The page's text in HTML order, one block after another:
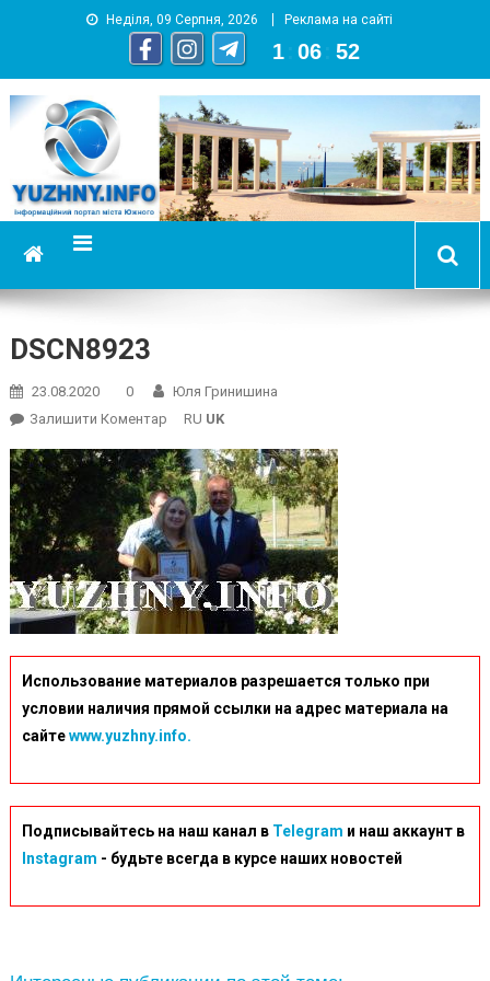
Неділя, 09 Серпня, 2026 Реклама на сайті
1 06 53
YUZHNY.INFO
информационный портал города Южный
DSCN8923
23.08.2020 0
Юля Гринишина
Залишити КоментарOn RU UK
Использование материалов разрешается только при
условии наличия прямой ссылки на адрес материала на
сайтеwww.yuzhny.info.
Подписывайтесь на наш канал в Telegram и наш аккаунт в
Instagram - будьте всегда в курсе наших новостей